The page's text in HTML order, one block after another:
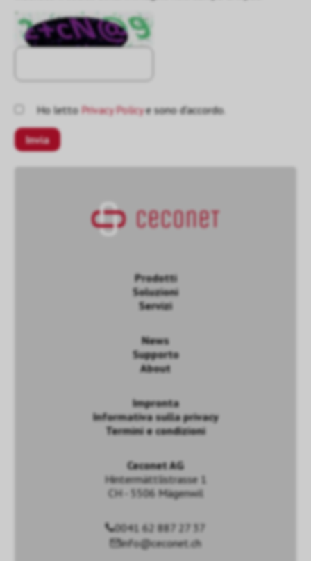
Ho lettoPrivacy Policye sono d'accordo.
Prodotti
Soluzioni
Servizi
News
Supporto
About
Impronta
Informativa sulla privacy
Termini e condizioni
Ceconet AG
Hintermättlistrasse 1
CH - 5506 Mägenwil
0041 62 887 27 37
info@ceconet.ch